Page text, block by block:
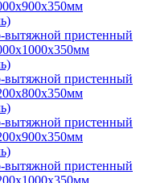
вытяжной пристенный
вытяжной пристенный
вытяжной пристенный
вытяжной пристенный